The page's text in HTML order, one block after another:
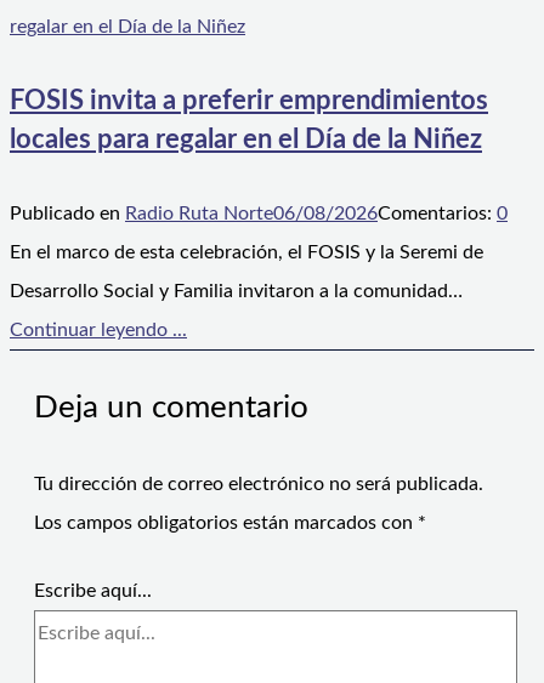
FOSIS invita a preferir emprendimientos
locales para regalar en el Día de la Niñez
Publicado en Radio Ruta Norte06/08/2026Comentarios: 0
En el marco de esta celebración, el FOSIS y la Seremi de
Desarrollo Social y Familia invitaron a la comunidad…
Continuar leyendo ...
Deja un comentario
Tu dirección de correo electrónico no será publicada.
Los campos obligatorios están marcados con *
Escribe aquí...